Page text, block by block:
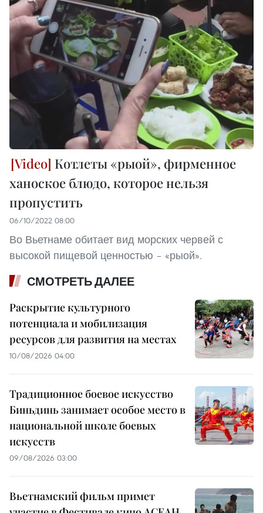
Котлеты «рыой», фирменное
ханоское блюдо, которое нельзя
пропустить
06/10/2022 08:00
Во Вьетнаме обитает вид морских червей с
высокой пищевой ценностью – «рыой».
СМОТРЕТЬ ДАЛЕЕ
Раскрытие культурного
потенциала и мобилизация
ресурсов для развития на местах
10/08/2026 04:00
Традиционное боевое искусство
Биньдинь занимает особое место в
национальной школе боевых
искусств
09/08/2026 03:00
Вьетнамский фильм примет